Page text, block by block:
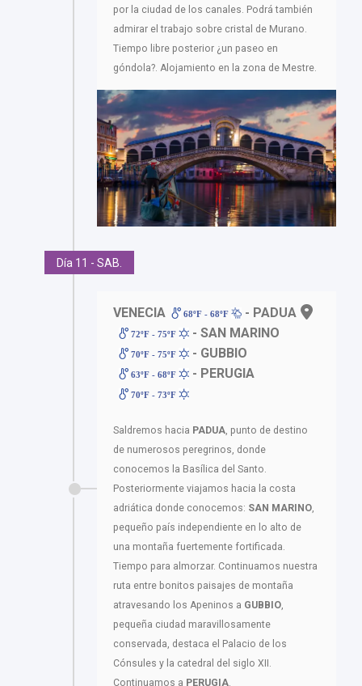
por la ciudad de los canales. Podrá también
admirar el trabajo sobre cristal de Murano.
Tiempo libre posterior ¿un paseo en
góndola?. Alojamiento en la zona de Mestre.
Día 11 - SAB.
VENECIA 68ºF - 68ºF - PADUA
72ºF - 75ºF - SAN MARINO
70ºF - 75ºF - GUBBIO
63ºF - 68ºF - PERUGIA
70ºF - 73ºF
Saldremos hacia PADUA , punto de destino
de numerosos peregrinos, donde
conocemos la Basílica del Santo.
Posteriormente viajamos hacia la costa
adriática donde conocemos: SAN MARINO
pequeño país independiente en lo alto de
una montaña fuertemente fortificada.
Tiempo para almorzar. Continuamos nuestra
ruta entre bonitos paisajes de montaña
atravesando los Apeninos a GUBBIO
pequeña ciudad maravillosamente
conservada, destaca el Palacio de los
Cónsules y la catedral del siglo XII.
Continuamos a PERUGIA